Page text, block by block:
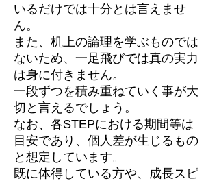
いるだけでは十分とは言えませ
ん。
また、机上の論理を学ぶものでは
ないため、一足飛びでは真の実力
は身に付きません。
一段ずつを積み重ねていく事が大
切と言えるでしょう。
なお、各STEPにおける期間等は
目安であり、個人差が生じるもの
と想定しています。
​既に体得している方や、成長スピ